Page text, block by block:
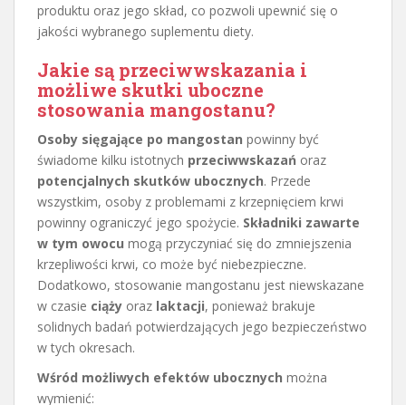
produktu oraz jego skład, co pozwoli upewnić się o
jakości wybranego suplementu diety.
Jakie są przeciwwskazania i
możliwe skutki uboczne
stosowania mangostanu?
Osoby sięgające po mangostan powinny być
świadome kilku istotnych przeciwwskazań oraz
potencjalnych skutków ubocznych. Przede
wszystkim, osoby z problemami z krzepnięciem krwi
powinny ograniczyć jego spożycie. Składniki zawarte
w tym owocu mogą przyczyniać się do zmniejszenia
krzepliwości krwi, co może być niebezpieczne.
Dodatkowo, stosowanie mangostanu jest niewskazane
w czasie ciąży oraz laktacji, ponieważ brakuje
solidnych badań potwierdzających jego bezpieczeństwo
w tych okresach.
Wśród możliwych efektów ubocznych można
wymienić: